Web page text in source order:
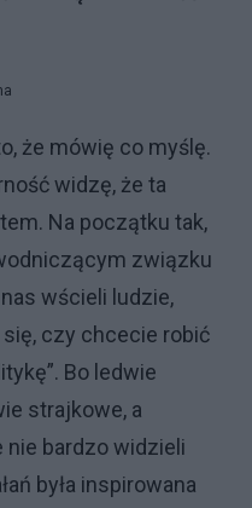
że mówię co myślę.
widzę, że ta
Na początku tak,
związku
wścieli ludzie,
czy chcecie robić
Bo ledwie
strajkowe, a
nie bardzo widzieli
była inspirowana